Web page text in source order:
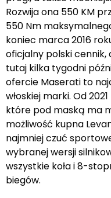
Rozwija ona 550 KM
550 Nm
koniec marca 2016
oficjalny polski cennik,
tutaj kilka tygodni
ofercie Maserati to
włoskiej marki. Od
które pod maską ma
możliwość kupna
najmniej czuć
wybranej wersji
wszystkie koła i 8-
biegów.